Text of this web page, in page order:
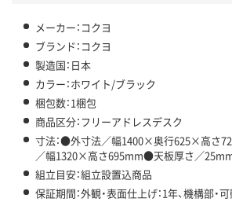
メーカー：コクヨ
ブランド：コクヨ
製造国：日本
カラー：ホワイト/ブラック
梱包数：1梱包
商品区分：フリーアドレスデスク
寸法：●外寸法／幅1400×奥行625×高さ
／幅1320×高さ695mm●天板厚さ／
組立目安：組立設置込商品
保証期間：外観・表面仕上げ：1年、機構部・